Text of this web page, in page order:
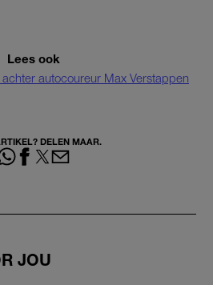
Lees ook
autocoureur Max Verstappen
DELEN MAAR.
JOU